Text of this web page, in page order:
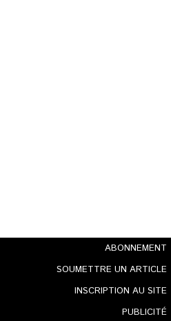
ABONNEMENT
SOUMETTRE UN ARTICLE
INSCRIPTION AU SITE
PUBLICITÉ